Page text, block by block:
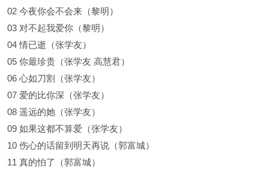
02 今夜你会不会来（黎明）
03 对不起我爱你（黎明）
04 情已逝（张学友）
05 你最珍贵（张学友 高慧君）
06 心如刀割（张学友）
07 爱的比你深（张学友）
08 遥远的她（张学友）
09 如果这都不算爱（张学友）
10 伤心的话留到明天再说（郭富城）
11 真的怕了（郭富城）